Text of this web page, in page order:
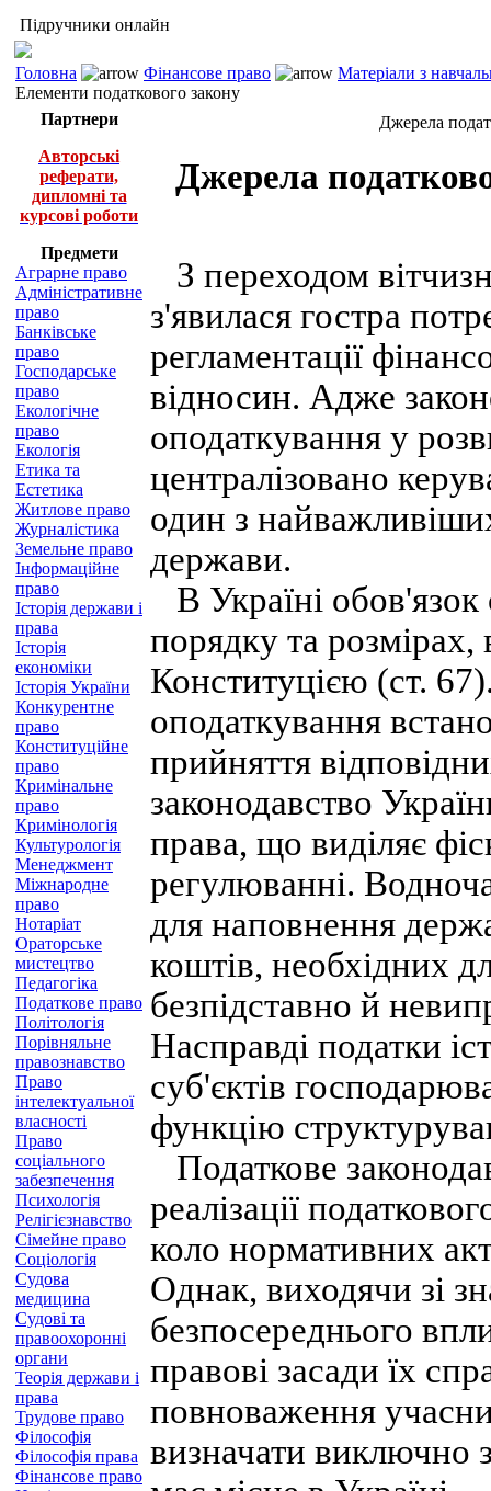
Підручники онлайн
Головна Фінансове право
Матеріали з
Елементи податкового закону
Партнери
Авторські
реферати,
дипломні та
курсові роботи
Предмети
Аграрне право
Адміністративне
право
Банківське
право
Господарське
право
Екологічне
право
Екологія
Етика та
Естетика
Житлове право
Журналістика
Земельне право
Інформаційне
право
Історія держави і
права
Історія
економіки
Історія України
Конкурентне
право
Конституційне
право
Кримінальне
право
Кримінологія
Культурологія
Менеджмент
Міжнародне
право
Нотаріат
Ораторське
мистецтво
Педагогіка
Податкове право
Політологія
Порівняльне
правознавство
Право
інтелектуальної
власності
Право
соціального
забезпечення
Психологія
Релігієзнавство
Сімейне право
Соціологія
Судова
медицина
Судові та
правоохоронні
органи
Теорія держави і
права
Трудове право
Філософія
Філософія права
Фінансове право
Джерела
Джерела
З переходом
з'явилася гостра
регламентації
відносин. Адже
оподаткування у
централізовано
один з
держави.
В Україні обов'язок
порядку та розмірах,
Конституцією (ст.
оподаткування
прийняття
законодавство
права, що виділяє
регулюванні.
для наповнення
коштів, необхідних
безпідставно й
Насправді податки
суб'єктів
функцію
Податкове
реалізації
коло нормативних
Однак, виходячи зі
безпосереднього
правові засади їх
повноваження
визначати виключно